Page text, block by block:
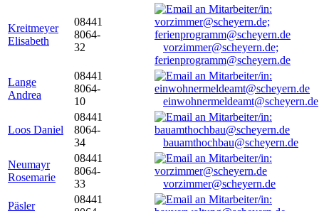
Kreitmeyer
Elisabeth
08441
8064-
32
vorzimmer@scheyern.de;
ferienprogramm@scheyern.de
Lange
Andrea
08441
8064-
10
einwohnermeldeamt@scheyern.de
Loos Daniel
08441
8064-
34
bauamthochbau@scheyern.de
Neumayr
Rosemarie
08441
8064-
33
vorzimmer@scheyern.de
Päsler
08441